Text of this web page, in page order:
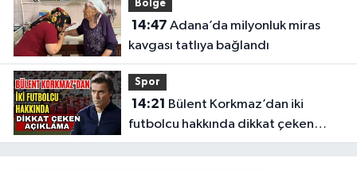
Bölge
14:47
kavgası tatlıya bağlandı
Spor
14:21
futbolcu hakkında dikkat çeken
açıklama